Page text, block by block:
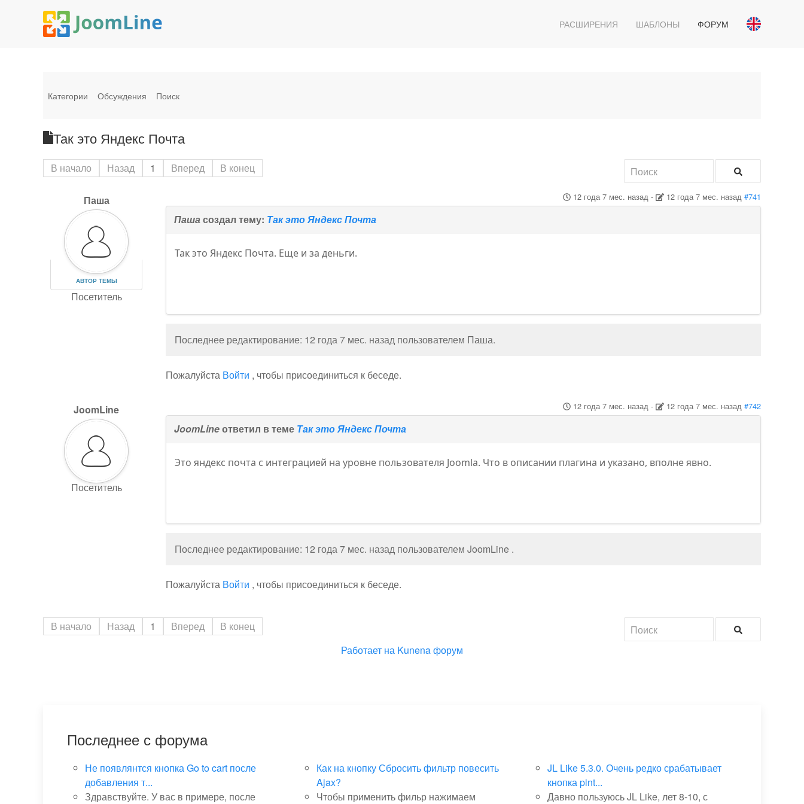
РАСШИРЕНИЯ ШАБЛОНЫ ФОРУМ
Категории Обсуждения Поиск
Так это Яндекс Почта
В начало Назад 1 Вперед В конец
Паша
АВТОР ТЕМЫ
Посетитель
12 года 7 мес. назад- 12 года 7 мес. назад #741
Пашасоздал тему: Так это Яндекс Почта
Так это Яндекс Почта. Еще и за деньги.
Последнее редактирование: 12 года 7 мес. назад пользователем Паша.
Пожалуйста Войти , чтобы присоединиться к беседе.
JoomLine
Посетитель
12 года 7 мес. назад- 12 года 7 мес. назад #742
JoomLineответил в теме Так это Яндекс Почта
Это яндекс почта с интеграцией на уровне пользователя Joomla. Что в описании плагина и указано, вполне явно.
Последнее редактирование: 12 года 7 мес. назад пользователемJoomLine .
Пожалуйста Войти , чтобы присоединиться к беседе.
В начало Назад 1 Вперед
В конец
Работает на Kunena форум
Последнее с форума
Не появлянтся кнопка Go to cart после
добавления т...
Здравствуйте. У вас в примере, после
Как на кнопку Сбросить фильтр повесить
Ajax?
Чтобы применить фильр нажимаем
JL Like 5.3.0. Очень редко срабатывает
кнопка pint...
Давно пользуюсь JL Like, лет 8-10, с